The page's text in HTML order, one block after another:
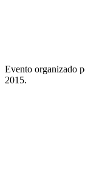
Evento organizado
2015.